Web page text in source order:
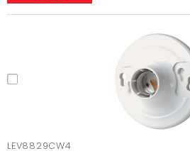
LEV8829CW4